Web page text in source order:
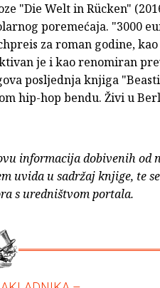
"Die Welt in Rücken"
poremećaja. "3000
za roman godine,
je i kao renomiran
posljednja knjiga
hip-hop bendu. Živi u
informacija dobivenih od
uvida u sadržaj knjige, te
s uredništvom portala.